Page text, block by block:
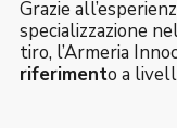
Grazie
specializzazione
tiro, l’Armeria
riferimento a